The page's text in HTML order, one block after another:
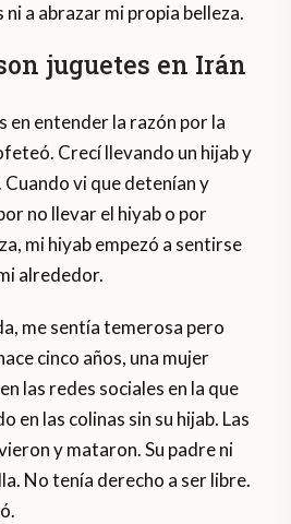
a abrazar mi propia belleza.
juguetes en Irán
en entender la razón por la
Crecí llevando un hijab y
vi que detenían y
no llevar el hiyab o por
mi hiyab empezó a sentirse
alrededor.
me sentía temerosa pero
cinco años, una mujer
las redes sociales en la que
en las colinas sin su hijab. Las
y mataron. Su padre ni
No tenía derecho a ser libre.